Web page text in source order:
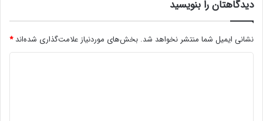
دیدگاهتان را بنویسید
نشانی ایمیل شما منتشر نخواهد شد. بخش‌های موردنیاز علامت‌گذاری شده‌اند*